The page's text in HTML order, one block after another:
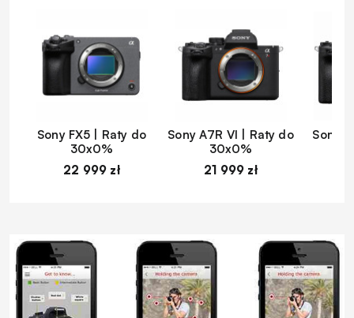
Sony FX5 | Raty do
30x0%
22 999 zł
Sony A7R VI | Raty do
30x0%
21 999 zł
Sony